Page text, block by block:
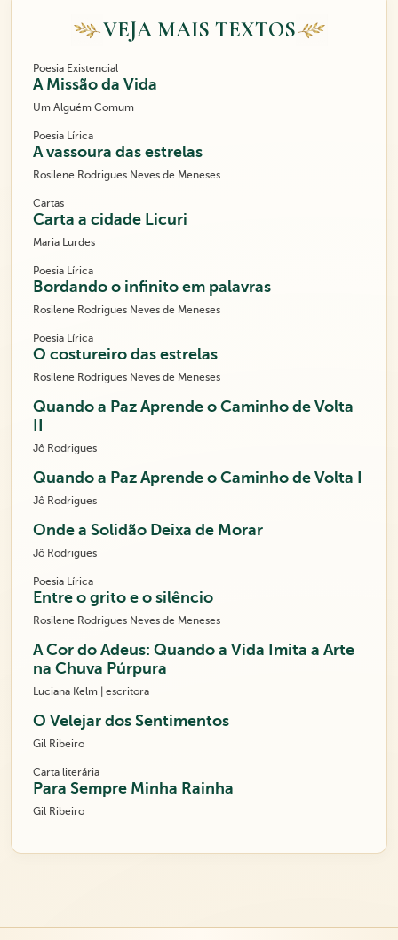
VEJA MAIS TEXTOS
Poesia Existencial
A Missão da Vida
Um Alguém Comum
Poesia Lírica
A vassoura das estrelas
Rosilene Rodrigues Neves de Meneses
Cartas
Carta a cidade Licuri
Maria Lurdes
Poesia Lírica
Bordando o infinito em palavras
Rosilene Rodrigues Neves de Meneses
Poesia Lírica
O costureiro das estrelas
Rosilene Rodrigues Neves de Meneses
Quando a Paz Aprende o Caminho de Volta
Jô Rodrigues
Quando a Paz Aprende o Caminho de Volta I
Jô Rodrigues
Onde a Solidão Deixa de Morar
Jô Rodrigues
Poesia Lírica
Entre o grito e o silêncio
Rosilene Rodrigues Neves de Meneses
A Cor do Adeus: Quando a Vida Imita a Arte
na Chuva Púrpura
Luciana Kelm | escritora
O Velejar dos Sentimentos
Gil Ribeiro
Carta literária
Para Sempre Minha Rainha
Gil Ribeiro